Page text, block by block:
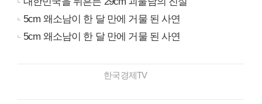
5cm 왜소남이 한 달 만에 거물 된 사연
5cm 왜소남이 한 달 만에 거물 된 사연
한국경제TV